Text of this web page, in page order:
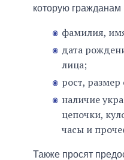
которую гражданам
фамилия,
дата
лица;
рост,
наличие
цепочки,
часы и
Также просят